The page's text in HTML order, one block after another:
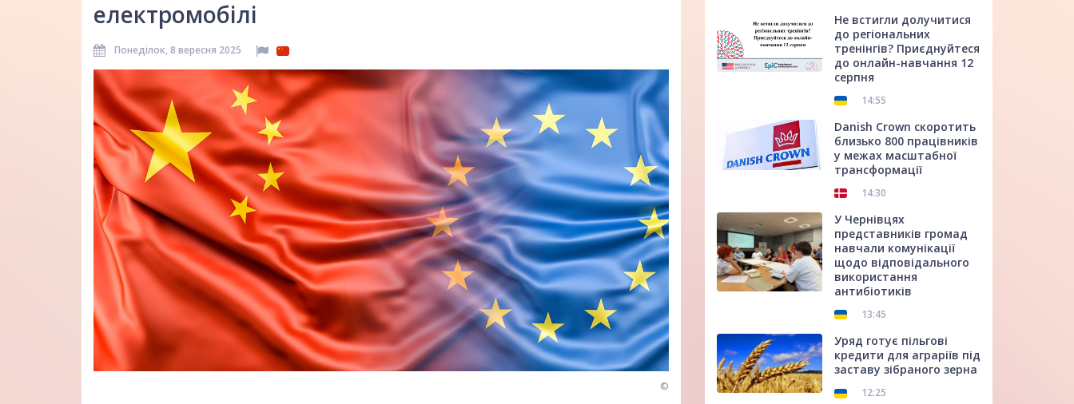
електромобілі
Понеділок, 8 вересня 2025
©
Не встигли долучитися
до регіональних
тренінгів? Приєднуйтеся
до онлайн-навчання 12
серпня
14:55
Danish Crown скоротить
близько 800 працівників
у межах масштабної
трансформації
14:30
У Чернівцях
представників громад
навчали комунікації
щодо відповідального
використання
антибіотиків
13:45
Уряд готує пільгові
кредити для аграріїв під
заставу зібраного зерна
12:25